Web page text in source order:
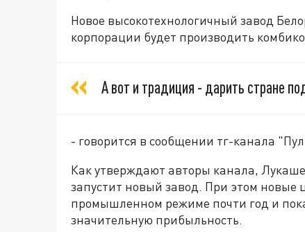
Новое высокотехнологичный завод
корпорации будет производить
А вот и традиция - дарить стране
- говорится в сообщении тг-канала
Как утверждают авторы канала,
запустит новый завод. При этом новые
промышленном режиме почти год и
значительную прибыльность.